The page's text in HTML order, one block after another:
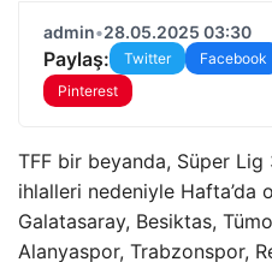
admin•28.05.2025 03:30
Paylaş: Twitter Facebook
Pinterest
TFF bir beyanda, Süper Lig
ihlalleri nedeniyle Hafta’da
Galatasaray, Besiktas,
Alanyaspor, Trabzonspor,